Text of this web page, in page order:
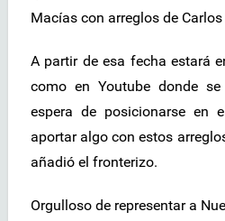
Macías con arreglos de
A partir de esa fecha estará
como en Youtube donde
espera de posicionarse en
aportar algo con estos
añadió el fronterizo.
Orgulloso de representar a